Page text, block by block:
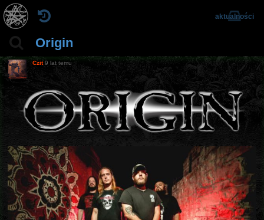
Origin
aktualności
Czit 9 lat temu